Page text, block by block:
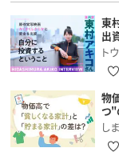
東
出
ト
物
つ"
しま